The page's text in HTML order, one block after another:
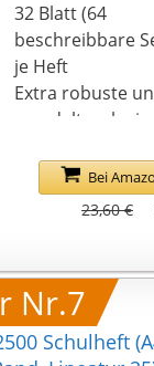
32 Blatt (64
beschreibbare
je Heft
Extra robuste
veredelte,
somit schmutz-
mit Tinte
Abgerundete
verhindern
Knicke
Bei
23,60 €
Nr.7
Schulheft